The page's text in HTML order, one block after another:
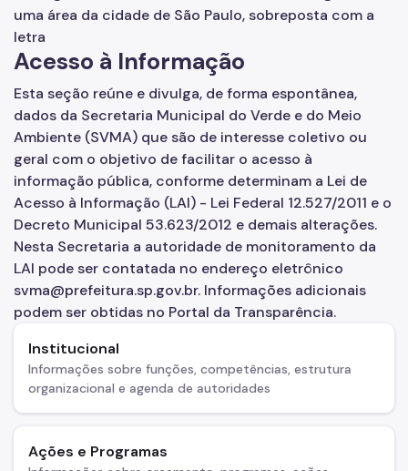
Herbário Municipal
Parques Urbanos
Unidades de Conservação
Trilha Interparques
Viveiros Municipais
Educação Ambiental UMAPAZ
Programação
Planetários
Patrimônio Ambiental
Biosampa
Acesso à Informação
Esta seção reúne e divulga, de forma espontânea,
dados da Secretaria Municipal do Verde e do Meio
Ambiente (SVMA) que são de interesse coletivo ou
geral com o objetivo de facilitar o acesso à
informação pública, conforme determinam a Lei de
Acesso à Informação (LAI) - Lei Federal 12.527/2011 e o
Decreto Municipal 53.623/2012 e demais alterações.
Nesta Secretaria a autoridade de monitoramento da
LAI pode ser contatada no endereço eletrônico
svma@prefeitura.sp.gov.br. Informações adicionais
podem ser obtidas no Portal da Transparência.
Institucional
Informações sobre funções, competências, estrutura
organizacional e agenda de autoridades
Ações e Programas